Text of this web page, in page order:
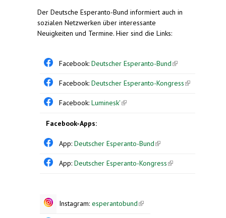
Der Deutsche Esperanto-Bund informiert auch in
sozialen Netzwerken über interessante
Neuigkeiten und Termine. Hier sind die Links:
Facebook: Deutscher Esperanto-Bund(link is
Facebook: Deutscher Esperanto-Kongress(link is
Facebook: Luminesk'(link is external)
Facebook-Apps:
App: Deutscher Esperanto-Bund(link is
App: Deutscher Esperanto-Kongress(link is
Instagram: esperantobund(link is